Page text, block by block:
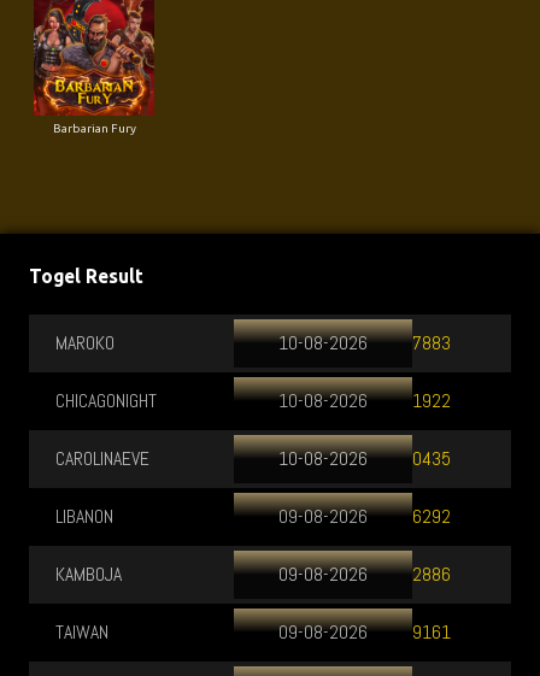
Barbarian Fury
Togel Result
MAROKO 7883
10-08-2026
CHICAGONIGHT 1922
10-08-2026
CAROLINAEVE 0435
10-08-2026
LIBANON 6292
09-08-2026
KAMBOJA 2886
09-08-2026
TAIWAN 9161
09-08-2026